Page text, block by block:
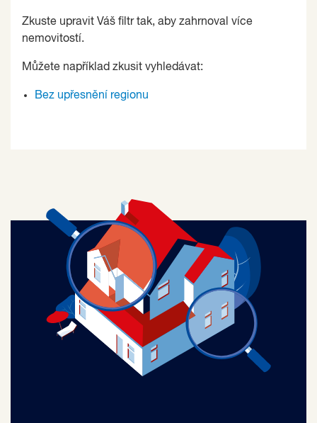
Zkuste upravit Váš filtr tak, aby zahrnoval více
nemovitostí.
Můžete například zkusit vyhledávat:
Bez upřesnění regionu